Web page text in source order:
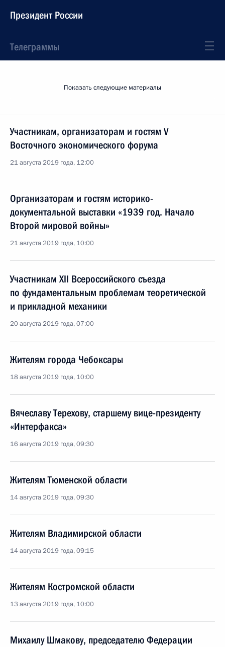
Президент России
Телеграммы
Показать следующие материалы
Участникам, организаторам и гостям V
Восточного экономического форума
21 августа 2019 года, 12:00
Организаторам и гостям историко-
документальной выставки «1939 год. Начало
Второй мировой войны»
21 августа 2019 года, 10:00
Участникам XII Всероссийского съезда
по фундаментальным проблемам теоретической
и прикладной механики
20 августа 2019 года, 07:00
Жителям города Чебоксары
18 августа 2019 года, 10:00
Вячеславу Терехову, старшему вице-президенту
«Интерфакса»
16 августа 2019 года, 09:30
Жителям Тюменской области
14 августа 2019 года, 09:30
Жителям Владимирской области
14 августа 2019 года, 09:15
Жителям Костромской области
13 августа 2019 года, 10:00
Михаилу Шмакову, председателю Федерации